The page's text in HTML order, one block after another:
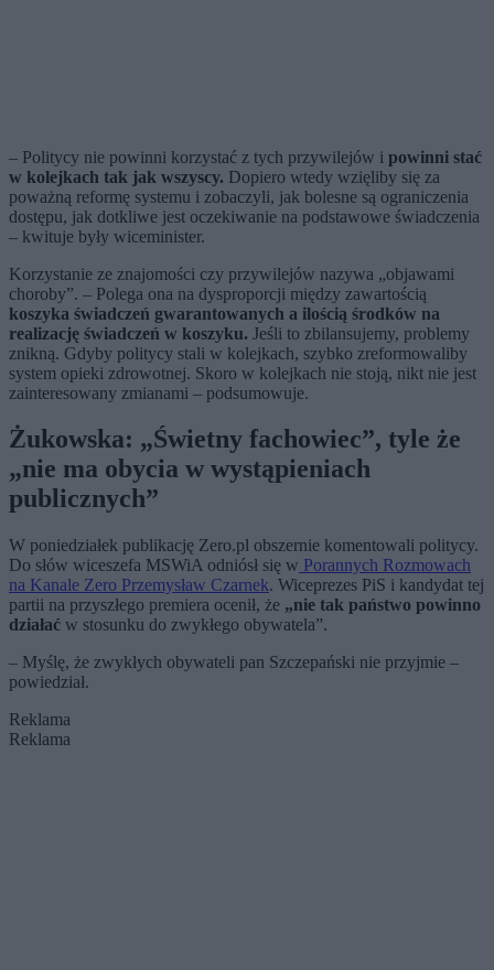
– Politycy nie powinni korzystać z tych przywilejów i powinni stać
w kolejkach tak jak wszyscy. Dopiero wtedy wzięliby się za
poważną reformę systemu i zobaczyli, jak bolesne są ograniczenia
dostępu, jak dotkliwe jest oczekiwanie na podstawowe świadczenia
– kwituje były wiceminister.
Korzystanie ze znajomości czy przywilejów nazywa „objawami
choroby”. – Polega ona na dysproporcji między zawartością
koszyka świadczeń gwarantowanych a ilością środków na
realizację świadczeń w koszyku. Jeśli to zbilansujemy, problemy
znikną. Gdyby politycy stali w kolejkach, szybko zreformowaliby
system opieki zdrowotnej. Skoro w kolejkach nie stoją, nikt nie jest
zainteresowany zmianami – podsumowuje.
Żukowska: „Świetny fachowiec”, tyle że
„nie ma obycia w wystąpieniach
publicznych”
W poniedziałek publikację Zero.pl obszernie komentowali politycy.
Do słów wiceszefa MSWiA odniósł się w Porannych Rozmowach
na Kanale Zero Przemysław Czarnek. Wiceprezes PiS i kandydat tej
partii na przyszłego premiera ocenił, że „nie tak państwo powinno
działać w stosunku do zwykłego obywatela”.
– Myślę, że zwykłych obywateli pan Szczepański nie przyjmie –
powiedział.
Reklama
Reklama